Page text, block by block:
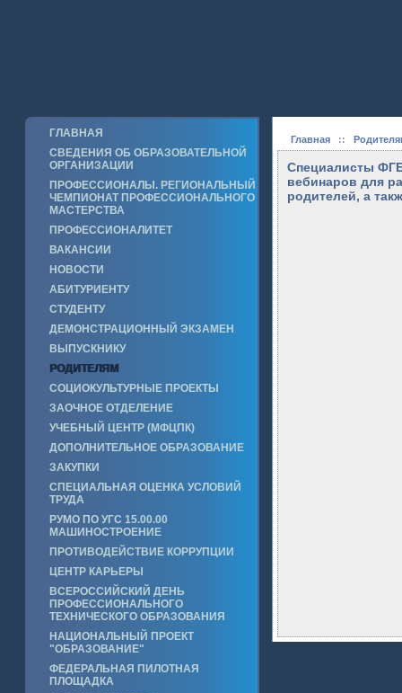
ГЛАВНАЯ
СВЕДЕНИЯ ОБ ОБРАЗОВАТЕЛЬНОЙ
ОРГАНИЗАЦИИ
ПРОФЕССИОНАЛЫ. РЕГИОНАЛЬНЫЙ
ЧЕМПИОНАТ ПРОФЕССИОНАЛЬНОГО
МАСТЕРСТВА
ПРОФЕССИОНАЛИТЕТ
ВАКАНСИИ
НОВОСТИ
АБИТУРИЕНТУ
СТУДЕНТУ
ДЕМОНСТРАЦИОННЫЙ ЭКЗАМЕН
ВЫПУСКНИКУ
РОДИТЕЛЯМ
СОЦИОКУЛЬТУРНЫЕ ПРОЕКТЫ
ЗАОЧНОЕ ОТДЕЛЕНИЕ
УЧЕБНЫЙ ЦЕНТР (МФЦПК)
ДОПОЛНИТЕЛЬНОЕ ОБРАЗОВАНИЕ
ЗАКУПКИ
СПЕЦИАЛЬНАЯ ОЦЕНКА УСЛОВИЙ
ТРУДА
РУМО ПО УГС 15.00.00
МАШИНОСТРОЕНИЕ
ПРОТИВОДЕЙСТВИЕ КОРРУПЦИИ
ЦЕНТР КАРЬЕРЫ
ВСЕРОССИЙСКИЙ ДЕНЬ
ПРОФЕССИОНАЛЬНОГО
ТЕХНИЧЕСКОГО ОБРАЗОВАНИЯ
НАЦИОНАЛЬНЫЙ ПРОЕКТ
"ОБРАЗОВАНИЕ"
ФЕДЕРАЛЬНАЯ ПИЛОТНАЯ
ПЛОЩАДКА
Главная::
Специалисты
вебинаров для
родителей, а